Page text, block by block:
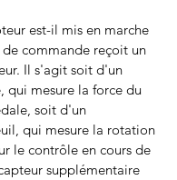
est-il mis en marche
commande reçoit un
Il s'agit soit d'un
qui mesure la force du
soit d'un
qui mesure la rotation
le contrôle en cours de
supplémentaire